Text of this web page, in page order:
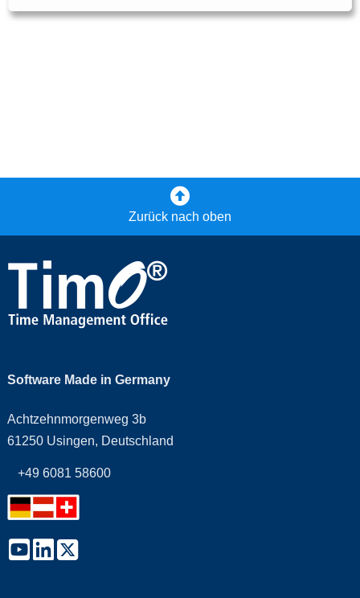
Zurück nach oben
Software Made in Germany
Achtzehnmorgenweg 3b
61250 Usingen, Deutschland
+49 6081 58600